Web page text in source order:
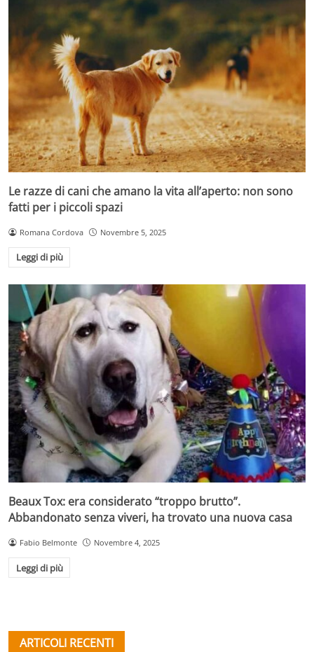
Le razze di cani che amano la vita all’aperto: non sono
fatti per i piccoli spazi
Romana Cordova Novembre 5, 2025
Leggi di più
Beaux Tox: era considerato “troppo brutto”.
Abbandonato senza viveri, ha trovato una nuova casa
Fabio Belmonte Novembre 4, 2025
Leggi di più
ARTICOLI RECENTI